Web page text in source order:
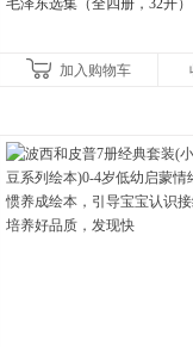
毛泽东选集（全四册，32开）
加入购物车